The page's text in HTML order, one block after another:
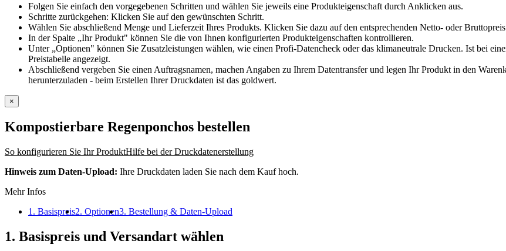
Folgen Sie einfach den vorgegebenen Schritten und wählen Sie jeweils eine Produkteigenschaft durch Anklicken aus.
Schritte zurückgehen: Klicken Sie auf den gewünschten Schritt.
Wählen Sie abschließend Menge und Lieferzeit Ihres Produkts. Klicken Sie dazu auf den entsprechenden Netto- oder
In der Spalte „Ihr Produkt" können Sie die von Ihnen konfigurierten Produkteigenschaften kontrollieren.
Unter „Optionen" können Sie Zusatzleistungen wählen, wie einen Profi-Datencheck oder das klimaneutrale Drucken. Ist bei
Preistabelle angezeigt.
Abschließend vergeben Sie einen Auftragsnamen, machen Angaben zu Ihrem Datentransfer und legen Ihr Produkt in den
herunterzuladen - beim Erstellen Ihrer Druckdaten ist das goldwert.
×
Kompostierbare Regenponchos bestellen
So konfigurieren Sie Ihr ProduktHilfe bei der Druckdatenerstellung
Hinweis zum Daten-Upload: Ihre Druckdaten laden Sie nach dem Kauf hoch.
Mehr Infos
1. Basispreis2. Optionen3. Bestellung & Daten-Upload
1. Basispreis und Versandart wählen